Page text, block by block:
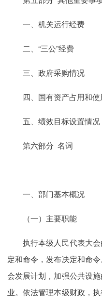
一、机关运行经费
二、“三公”经费
三、政府采购情况
四、国有资产占用和
五、绩效目标设置情况
第六部分 名词
一、部门基本概况
（一）主要职能
执行本级人民代表大
定和命令，发布决定和命
会发展计划，加强公共设
业。依法管理本级财政，